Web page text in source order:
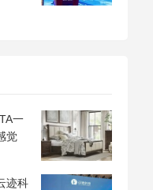
一
觉
迹科